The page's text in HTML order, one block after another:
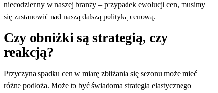
niecodzienny w naszej branży – przypadek ewolucji cen, musimy
się zastanowić nad naszą dalszą polityką cenową.
Czy obniżki są strategią, czy
reakcją?
Przyczyna spadku cen w miarę zbliżania się sezonu może mieć
różne podłoża. Może to być świadoma strategia elastycznego